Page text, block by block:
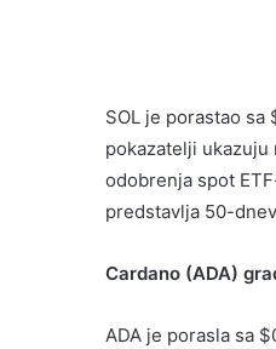
SOL je porastao
pokazatelji ukazuju
odobrenja spot
predstavlja 50-
Cardano (ADA)
ADA je porasla sa